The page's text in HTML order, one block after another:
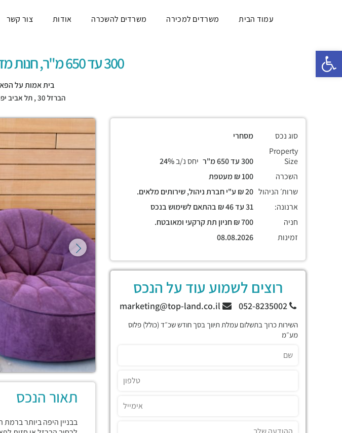
פתח סרגל נגישות
עמוד הבית משרדים למכירה משרדים להשכרה אודות צור קשר
300 עד 650 מ"ר, חנות מדהימה
בית אמות על
הברזל 30 , תל אביב
תאור הנכס
סוג נכס
מסחרי
Property
Size
יחס נ/ב
השכרה
שרות׳ הניהול
ארנונה:
חניה
זמינות
רוצים לשמוע עוד על הנכס
השירות כרוך בתשלום עמלת תיווך בסך חודש שכ״ד (כולל) פלוס
מע״מ